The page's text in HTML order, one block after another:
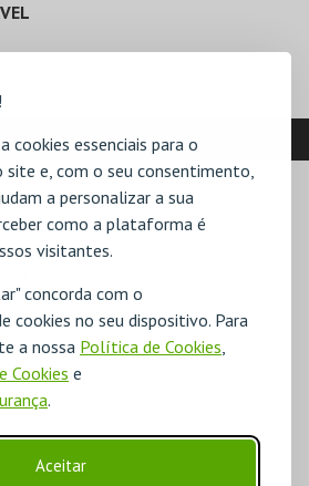
cookies essenciais para o
e, com o seu consentimento,
a personalizar a sua
como a plataforma é
visitantes.
concorda com o
cookies no seu dispositivo. Para
a nossa Política de Cookies,
Cookies e
.
Aceitar
de Sabóia, nº 1146 – Monte Estoril
Portuguesa